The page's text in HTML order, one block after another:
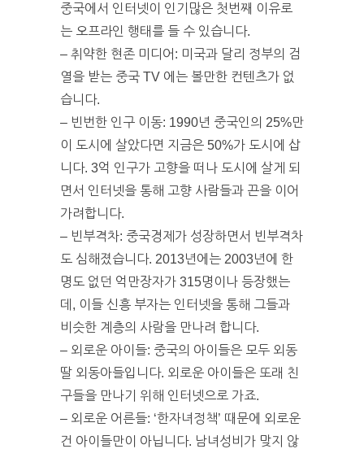
중국에서 인터넷이 인기많은 첫번째 이유로
는 오프라인 행태를 들 수 있습니다.
– 취약한 현존 미디어: 미국과 달리 정부의 검
열을 받는 중국 TV 에는 볼만한 컨텐츠가 없
습니다.
– 빈번한 인구 이동: 1990년 중국인의 25%만
이 도시에 살았다면 지금은 50%가 도시에 삽
니다. 3억 인구가 고향을 떠나 도시에 살게 되
면서 인터넷을 통해 고향 사람들과 끈을 이어
가려합니다.
– 빈부격차: 중국경제가 성장하면서 빈부격차
도 심해졌습니다. 2013년에는 2003년에 한
명도 없던 억만장자가 315명이나 등장했는
데, 이들 신흥 부자는 인터넷을 통해 그들과
비슷한 계층의 사람을 만나려 합니다.
– 외로운 아이들: 중국의 아이들은 모두 외동
딸 외동아들입니다. 외로운 아이들은 또래 친
구들을 만나기 위해 인터넷으로 가죠.
– 외로운 어른들: ‘한자녀정책’ 때문에 외로운
건 아이들만이 아닙니다. 남녀성비가 맞지 않